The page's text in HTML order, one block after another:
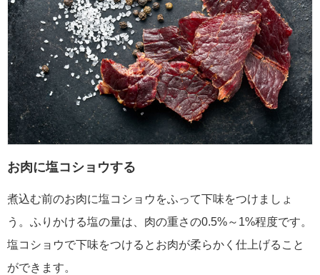
お肉に塩コショウする
煮込む前のお肉に塩コショウをふって下味をつけましょ
う。ふりかける塩の量は、肉の重さの0.5%～1%程度です。
塩コショウで下味をつけるとお肉が柔らかく仕上げること
ができます。